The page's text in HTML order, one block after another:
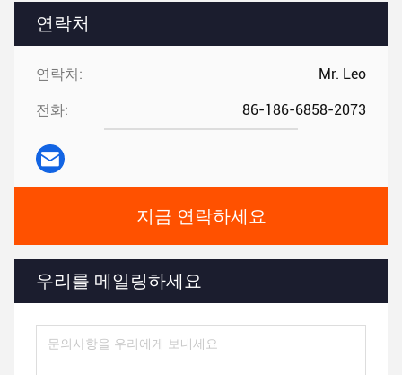
연락처
연락처: Mr. Leo
전화: 86-186-6858-2073
지금 연락하세요
우리를 메일링하세요